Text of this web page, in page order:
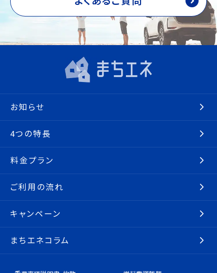
お知らせ
4つの特長
料金プラン
ご利用の流れ
キャンペーン
まちエネコラム